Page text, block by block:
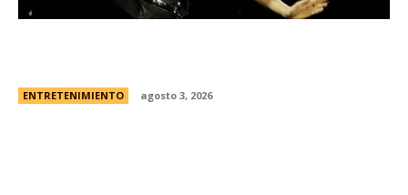
ENTRETENIMIENTO agosto 3, 2026